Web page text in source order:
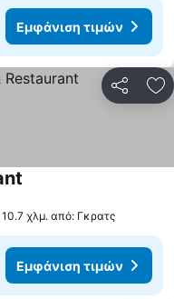
Εμφάνιση τιμών
χλμ. από: Γκρατς
Εμφάνιση τιμών